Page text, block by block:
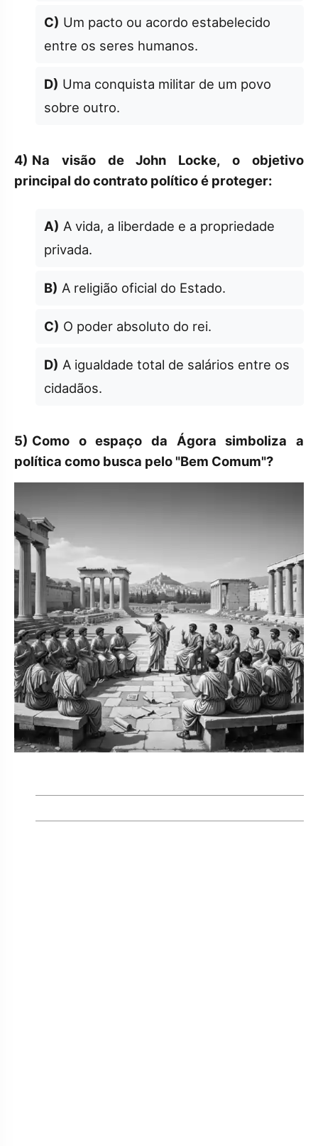
C) Um pacto ou acordo estabelecido
entre os seres humanos.
D) Uma conquista militar de um povo
sobre outro.
4) Na visão de John Locke, o objetivo
principal do contrato político é proteger:
A) A vida, a liberdade e a propriedade
privada.
B) A religião oficial do Estado.
C) O poder absoluto do rei.
D) A igualdade total de salários entre os
cidadãos.
5) Como o espaço da Ágora simboliza a
política como busca pelo "Bem Comum"?